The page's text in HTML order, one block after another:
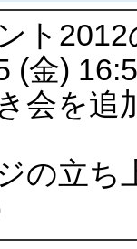
ト
(金)
会を追
の立ち